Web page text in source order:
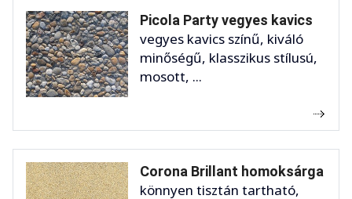
Picola Party vegyes kavics
vegyes kavics színű, kiváló
minőségű, klasszikus stílusú,
mosott, ...
Corona Brillant homoksárga
könnyen tisztán tartható,